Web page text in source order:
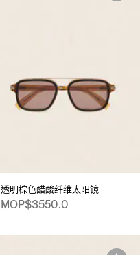
透明棕色醋酸纤维太阳镜
MOP$3550.0